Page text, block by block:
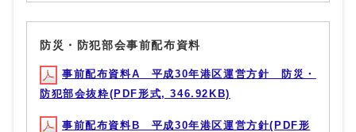
防災・防犯部会事前配布資料
事前配布資料A 平成30年港区運営方針 防災・
防犯部会抜粋(PDF形式, 346.92KB)
事前配布資料B 平成30年港区運営方針(PDF形